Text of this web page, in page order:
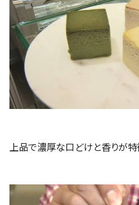
上品で濃厚な口どけと香りが特